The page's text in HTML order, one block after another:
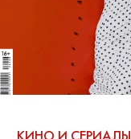
КИНО И СЕРИАЛЫ